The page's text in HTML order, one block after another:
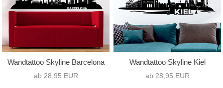
Wandtattoo Skyline Barcelona
ab 28,95 EUR
Wandtattoo Skyline Kiel
ab 28,95 EUR